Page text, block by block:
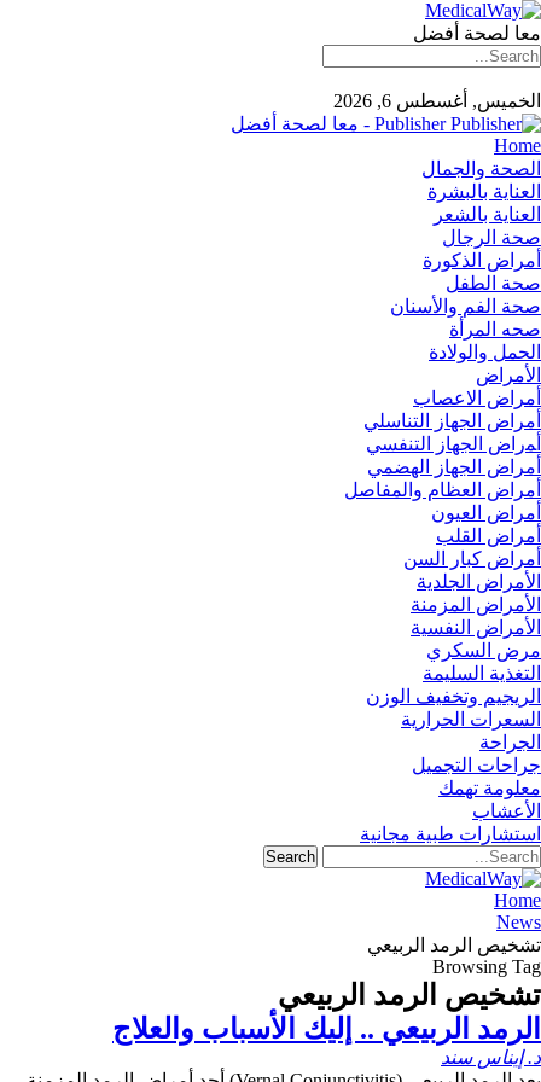
معا لصحة أفضل
الخميس, أغسطس 6, 2026
Publisher - معا لصحة أفضل
Home
الصحة والجمال
العناية بالبشرة
العناية بالشعر
صحة الرجال
أمراض الذكورة
صحة الطفل
صحة الفم والأسنان
صحه المرأة
الحمل والولادة
الأمراض
أمراض الاعصاب
أمراض الجهاز التناسلي
أﻤراض اﻟﺠﻬﺎز اﻟﺘﻨﻔﺴﻲ
أمراض الجهاز الهضمي
أمراض العظام والمفاصل
أمراض العيون
أمراض القلب
أمراض كبار السن
الأمراض الجلدية
الأمراض المزمنة
الأمراض النفسية
مرض السكري
التغذية السليمة
الريجيم وتخفيف الوزن
السعرات الحرارية
الجراحة
جراحات التجميل
معلومة تهمك
الأعشاب
استشارات طبية مجانية
Home
News
تشخيص الرمد الربيعي
Browsing Tag
تشخيص الرمد الربيعي
الرمد الربيعي .. إليك الأسباب والعلاج
د. إيناس سند